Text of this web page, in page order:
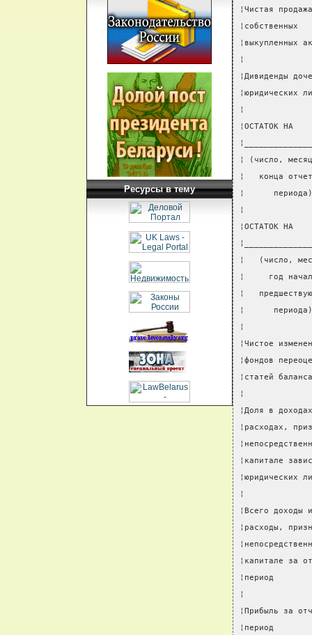
Ресурсы в тему
¦Чистая
¦
¦
¦ОСТАТОК
¦ (число,
¦   конца
¦
¦
¦ОСТАТОК
¦
¦     год
¦
¦
¦
¦Чистое
¦фондов
¦статей
¦
¦Доля в
¦капитале
¦
¦Всего
¦расходы,
¦капитале
¦период
¦
¦Прибыль
¦период